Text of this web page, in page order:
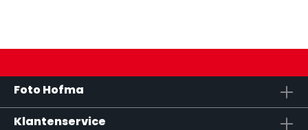
Foto Hofma
Klantenservice